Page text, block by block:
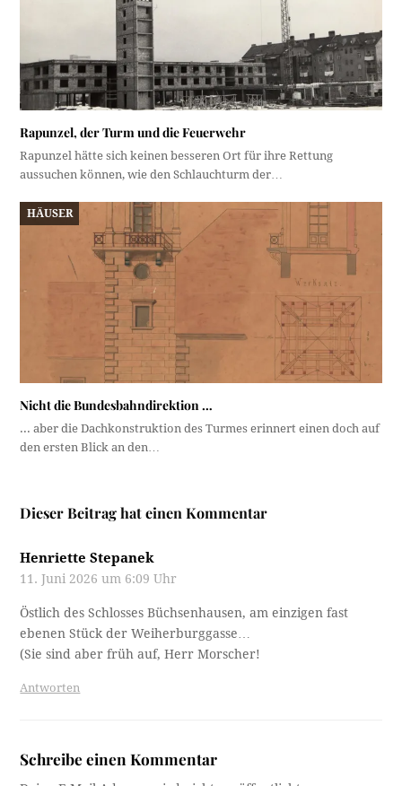
Rapunzel, der Turm und die Feuerwehr
Rapunzel hätte sich keinen besseren Ort für ihre Rettung
aussuchen können, wie den Schlauchturm der…
HÄUSER
Nicht die Bundesbahndirektion …
... aber die Dachkonstruktion des Turmes erinnert einen doch auf
den ersten Blick an den…
Dieser Beitrag hat einen Kommentar
Henriette Stepanek
11. Juni 2026 um 6:09 Uhr
Östlich des Schlosses Büchsenhausen, am einzigen fast
ebenen Stück der Weiherburggasse…
(Sie sind aber früh auf, Herr Morscher!
Antworten
Schreibe einen Kommentar